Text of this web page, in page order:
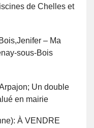
de Chelles et
– Ma
sous-Bois
Un double
en mairie
À VENDRE